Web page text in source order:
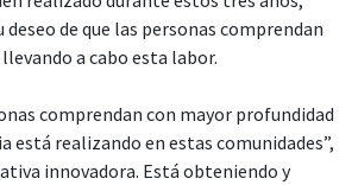
deseo de que las personas comprendan
a cabo esta labor.
comprendan con mayor profundidad
está realizando en estas comunidades”,
innovadora. Está obteniendo y